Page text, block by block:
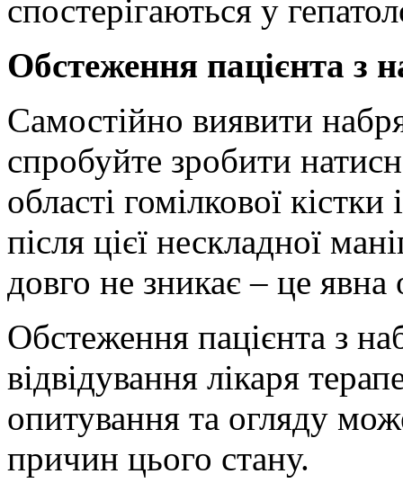
спостерігаються у
Обстеження пацієнта з
Самостійно виявити
спробуйте зробити
області гомілкової
після цієї нескладної
довго не зникає – це явна
Обстеження пацієнта з
відвідування лікаря
опитування та огляду
причин цього стану.